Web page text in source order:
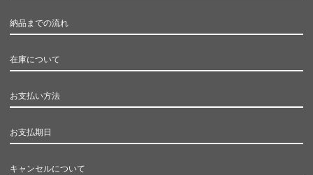
納品までの流れ
在庫について
お支払い方法
お支払期日
キャンセルについて